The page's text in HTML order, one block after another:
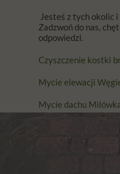
Jesteś z tych okolic
Zadzwoń do nas,
odpowiedzi.
Czyszczenie kostki
Mycie elewacji
Mycie dachu